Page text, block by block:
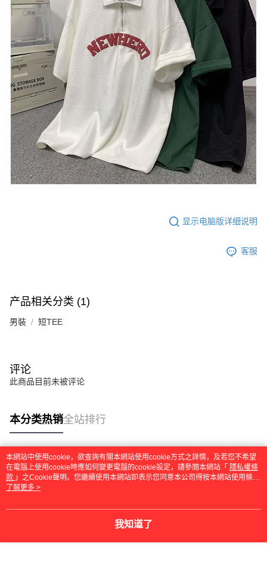
显示电脑版详细说明
客服
产品相关分类 (1)
男裝 短TEE
评论
此商品目前未被评论
本分类热销全站排行
热门标签
本網站中使用cookie，欲查詢有關本網站使用cookie方式之詳情，及若您不希望
在電腦上使用cookie時應如何變更電腦的cookie設定，請參閱本網站「 隱私權條
款 」之Cookie聲明。您繼續使用本網站即表示您同意本公司得按本網站使用條款
之Cookie聲明使用cookie。
了解更多 >
我知道了